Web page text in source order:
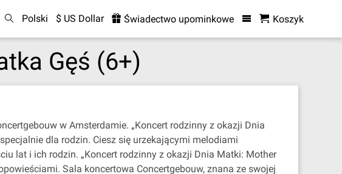
Polski $ US Dollar Świadectwo upominkowe Koszyk
Gęś (6+)
w Amsterdamie. „Koncert rodzinny z okazji Dnia
dla rodzin. Ciesz się urzekającymi melodiami
lat i ich rodzin. „Koncert rodzinny z okazji Dnia Matki: Mother
Sala koncertowa Concertgebouw, znana ze swojej